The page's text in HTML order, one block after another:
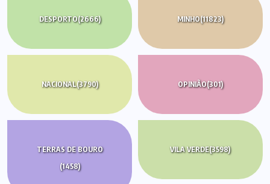
DESPORTO(2666) MINHO(11823)
NACIONAL(3790) OPINIÃO(301)
TERRAS DE BOURO
(1458)
VILA VERDE(3598)